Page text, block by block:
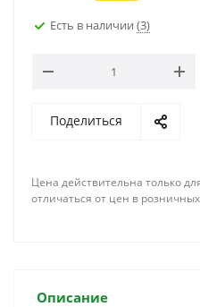
Есть в наличии (3)
Поделиться
Цена действительна только
отличаться от цен в
Описание